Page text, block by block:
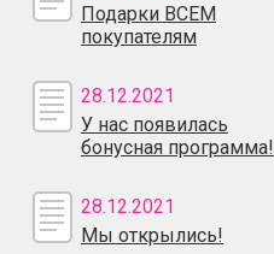
Подарки ВСЕМ
покупателям
28.12.2021
У нас появилась
бонусная программа!
28.12.2021
Мы открылись!